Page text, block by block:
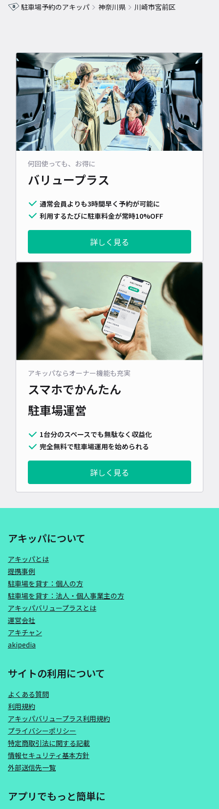
駐車場予約のアキッパ 神奈川県 川崎市宮前区
何回使っても、お得に
バリュープラス
通常会員よりも3時間早く予約が可能に
利用するたびに駐車料金が常時10%OFF
詳しく見る
アキッパならオーナー機能も充実
スマホでかんたん
駐車場運営
1台分のスペースでも無駄なく収益化
完全無料で駐車場運用を始められる
詳しく見る
アキッパについて
アキッパとは
提携事例
駐車場を貸す：個人の方
駐車場を貸す：法人・個人事業主の方
アキッパバリュープラスとは
運営会社
アキチャン
akipedia
サイトの利用について
よくある質問
利用規約
アキッパバリュープラス利用規約
プライバシーポリシー
特定商取引法に関する記載
情報セキュリティ基本方針
外部送信先一覧
アプリでもっと簡単に